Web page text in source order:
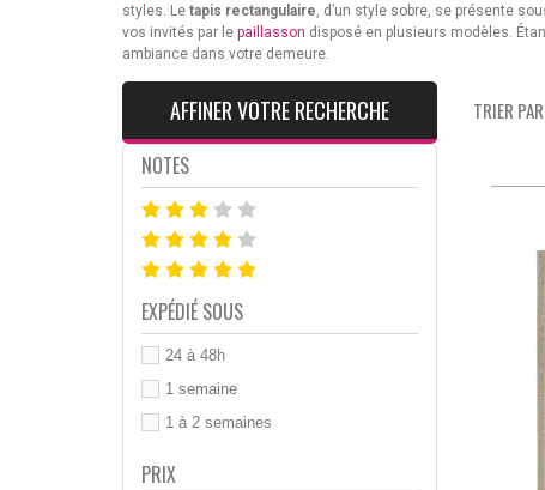
styles. Le tapis rectangulaire, d’un style sobre, se présente
vos invités par le paillasson disposé en plusieurs modèles.
ambiance dans votre demeure.
AFFINER VOTRE RECHERCHE
NOTES
EXPÉDIÉ SOUS
24 à 48h
1 semaine
1 à 2 semaines
PRIX
TRIER